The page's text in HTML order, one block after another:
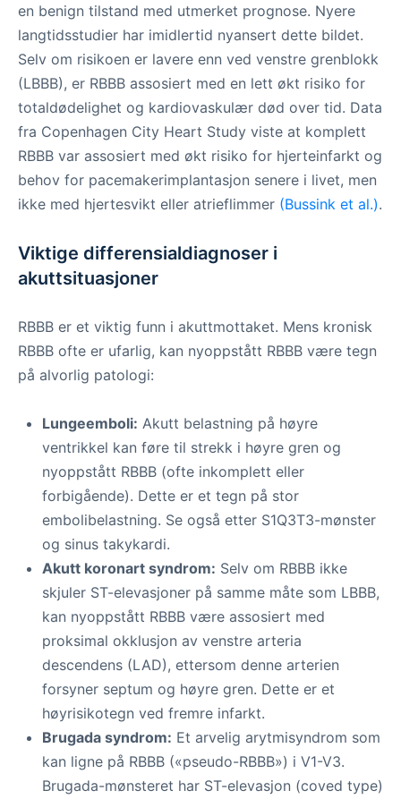
en benign tilstand med utmerket prognose. Nyere
langtidsstudier har imidlertid nyansert dette bildet.
Selv om risikoen er lavere enn ved venstre grenblokk
(LBBB), er RBBB assosiert med en lett økt risiko for
totaldødelighet og kardiovaskulær død over tid. Data
fra Copenhagen City Heart Study viste at komplett
RBBB var assosiert med økt risiko for hjerteinfarkt og
behov for pacemakerimplantasjon senere i livet, men
ikke med hjertesvikt eller atrieflimmer (Bussink et al.).
Viktige differensialdiagnoser i
akuttsituasjoner
RBBB er et viktig funn i akuttmottaket. Mens kronisk
RBBB ofte er ufarlig, kan nyoppstått RBBB være tegn
på alvorlig patologi:
Lungeemboli: Akutt belastning på høyre
ventrikkel kan føre til strekk i høyre gren og
nyoppstått RBBB (ofte inkomplett eller
forbigående). Dette er et tegn på stor
embolibelastning. Se også etter S1Q3T3-mønster
og sinus takykardi.
Akutt koronart syndrom: Selv om RBBB ikke
skjuler ST-elevasjoner på samme måte som LBBB,
kan nyoppstått RBBB være assosiert med
proksimal okklusjon av venstre arteria
descendens (LAD), ettersom denne arterien
forsyner septum og høyre gren. Dette er et
høyrisikotegn ved fremre infarkt.
Brugada syndrom: Et arvelig arytmisyndrom som
kan ligne på RBBB («pseudo-RBBB») i V1-V3.
Brugada-mønsteret har ST-elevasjon (coved type)